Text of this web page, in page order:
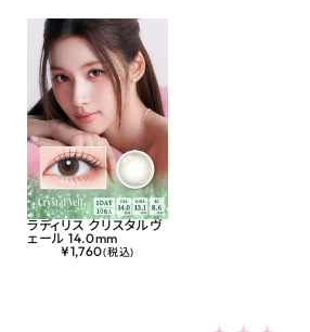
ラディリス クリスタルヴ
ェール 14.0mm
¥1,760(税込)